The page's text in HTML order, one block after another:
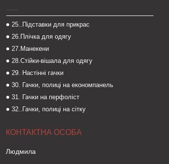
25..Підставки для прикрас
26.Плічка для одягу
27.Манекени
28.Стійки-вішала для одягу
29. Настінні гачки
30. Гачки, полиці на економпанель
31. Гачки на перфоліст
32..Гачки, полиці на сітку
Людмила